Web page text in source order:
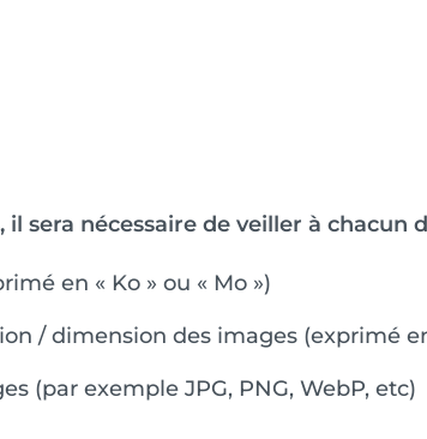
sera nécessaire de veiller à chacun
en « Ko » ou « Mo »)
/ dimension des images (exprimé
(par exemple JPG, PNG, WebP, etc)